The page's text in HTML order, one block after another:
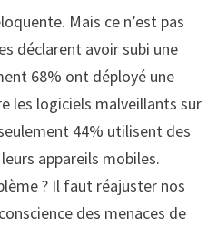
Mais ce n’est pas
déclarent avoir subi une
68% ont déployé une
les logiciels malveillants sur
44% utilisent des
appareils mobiles.
? Il faut réajuster nos
des menaces de